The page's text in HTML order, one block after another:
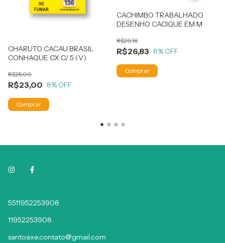
CHARUTO CACAU BRASIL
CONHAQUE CX C/ 5 (V)
R$23,00
R$25,00
8% OFF
CACHIMBO TRABALHADO
DESENHO CACIQUE EM M
R$26,83
R$29,16
8% OFF
5511952253908
11952253908
santoaxe.contato@gmail.com